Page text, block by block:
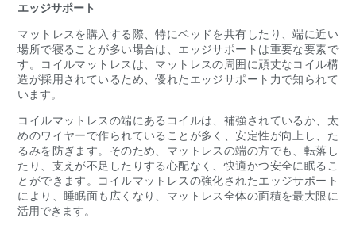
エッジサポート
マットレスを購入する際、特にベッドを共有したり、端に近い
場所で寝ることが多い場合は、エッジサポートは重要な要素で
す。コイルマットレスは、マットレスの周囲に頑丈なコイル構
造が採用されているため、優れたエッジサポート力で知られて
います。
コイルマットレスの端にあるコイルは、補強されているか、太
めのワイヤーで作られていることが多く、安定性が向上し、た
るみを防ぎます。そのため、マットレスの端の方でも、転落し
たり、支えが不足したりする心配なく、快適かつ安全に眠るこ
とができます。コイルマットレスの強化されたエッジサポート
により、睡眠面も広くなり、マットレス全体の面積を最大限に
活用できます。